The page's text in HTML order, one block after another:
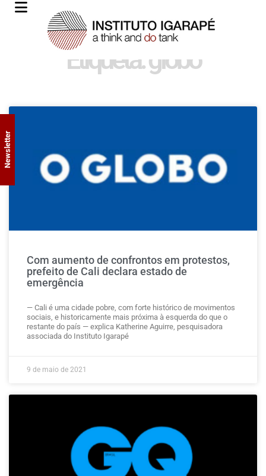
Etiqueta: globo
Com aumento de confrontos em protestos,
prefeito de Cali declara estado de
emergência
— Cali é uma cidade pobre, com forte histórico de movimentos
sociais, e historicamente mais próxima à esquerda do que o
restante do país — explica Katherine Aguirre, pesquisadora
associada do Instituto Igarapé
9 de maio de 2021
Newsletter